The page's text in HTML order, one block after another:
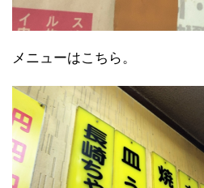
メニューはこちら。